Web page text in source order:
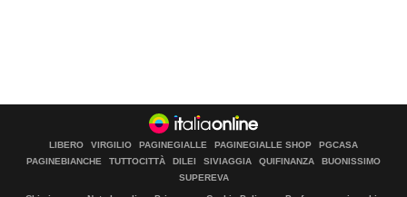
LIBERO VIRGILIO PAGINEGIALLE PAGINEGIALLE SHOP
PGCASA
PAGINEBIANCHE
TUTTOCITTÀ DILEI SIVIAGGIA QUIFINANZA
BUONISSIMO
SUPEREVA